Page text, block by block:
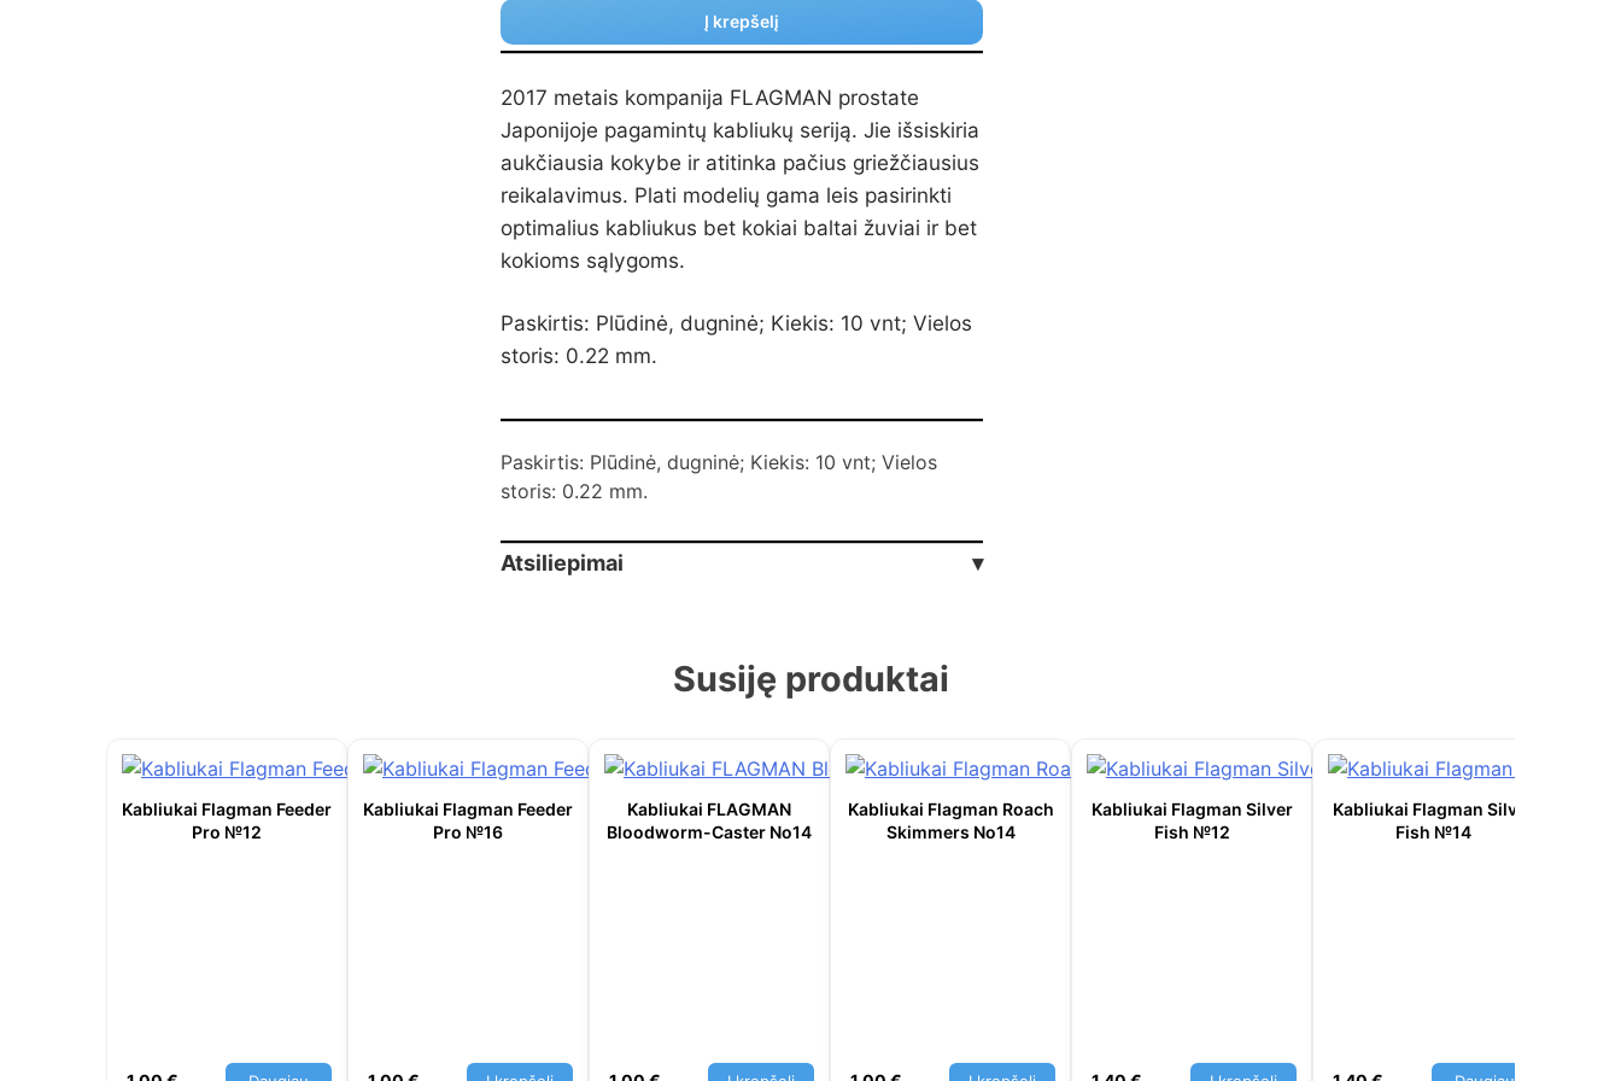
Į krepšelį
2017 metais kompanija FLAGMAN prostate
Japonijoje pagamintų kabliukų seriją. Jie išsiskiria
aukčiausia kokybe ir atitinka pačius griežčiausius
reikalavimus. Plati modelių gama leis pasirinkti
optimalius kabliukus bet kokiai baltai žuviai ir bet
kokioms sąlygoms.
Paskirtis: Plūdinė, dugninė; Kiekis: 10 vnt; Vielos
storis: 0.22 mm.
Paskirtis: Plūdinė, dugninė; Kiekis: 10 vnt; Vielos
storis: 0.22 mm.
Atsiliepimai ▾
Susiję produktai
Kabliukai Flagman Feeder
Pro №12
Kabliukai Flagman Feeder
Pro №16
Kabliukai FLAGMAN
Bloodworm-Caster No14
Kabliukai Flagman Roach
Skimmers No14
Kabliukai Flagman Silver
Fish №12
Kabliukai Flagman Silver
Fish №14